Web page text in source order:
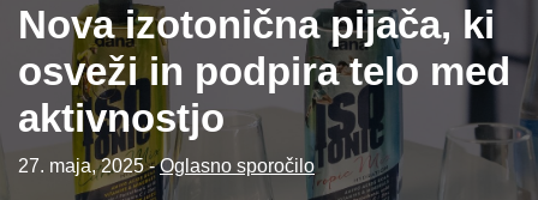
Nova izotonična pijača, ki
osveži in podpira telo med
aktivnostjo
27. maja, 2025 -Oglasno sporočilo